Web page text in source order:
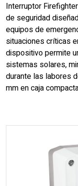
Interruptor
de seguridad
equipos de
situaciones críticas
dispositivo permite
sistemas solares,
durante las labores
mm en caja